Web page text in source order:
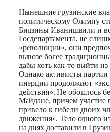
Нынешние грузинские
политическому Олимпу
Бидзины Иванишвили и
Госдепартамента, не
«революции», они
вывозе более
дабы хоть как-то выйти из
Однако активисты
инерции продолжают
действия». Не обошлось
Майдане, причем участие
привело к гибели двоих
движения». Тело одного
на днях доставили в